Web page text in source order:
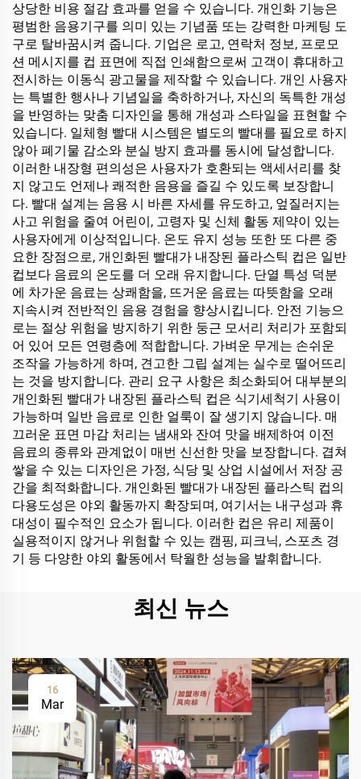
상당한 비용 절감 효과를 얻을 수 있습니다. 개인화 기능은
평범한 음용기구를 의미 있는 기념품 또는 강력한 마케팅 도
구로 탈바꿈시켜 줍니다. 기업은 로고, 연락처 정보, 프로모
션 메시지를 컵 표면에 직접 인쇄함으로써 고객이 휴대하고
전시하는 이동식 광고물을 제작할 수 있습니다. 개인 사용자
는 특별한 행사나 기념일을 축하하거나, 자신의 독특한 개성
을 반영하는 맞춤 디자인을 통해 개성과 스타일을 표현할 수
있습니다. 일체형 빨대 시스템은 별도의 빨대를 필요로 하지
않아 폐기물 감소와 분실 방지 효과를 동시에 달성합니다.
이러한 내장형 편의성은 사용자가 호환되는 액세서리를 찾
지 않고도 언제나 쾌적한 음용을 즐길 수 있도록 보장합니
다. 빨대 설계는 음용 시 바른 자세를 유도하고, 엎질러지는
사고 위험을 줄여 어린이, 고령자 및 신체 활동 제약이 있는
사용자에게 이상적입니다. 온도 유지 성능 또한 또 다른 중
요한 장점으로, 개인화된 빨대가 내장된 플라스틱 컵은 일반
컵보다 음료의 온도를 더 오래 유지합니다. 단열 특성 덕분
에 차가운 음료는 상쾌함을, 뜨거운 음료는 따뜻함을 오래
지속시켜 전반적인 음용 경험을 향상시킵니다. 안전 기능으
로는 절상 위험을 방지하기 위한 둥근 모서리 처리가 포함되
어 있어 모든 연령층에 적합합니다. 가벼운 무게는 손쉬운
조작을 가능하게 하며, 견고한 그립 설계는 실수로 떨어뜨리
는 것을 방지합니다. 관리 요구 사항은 최소화되어 대부분의
개인화된 빨대가 내장된 플라스틱 컵은 식기세척기 사용이
가능하며 일반 음료로 인한 얼룩이 잘 생기지 않습니다. 매
끄러운 표면 마감 처리는 냄새와 잔여 맛을 배제하여 이전
음료의 종류와 관계없이 매번 신선한 맛을 보장합니다. 겹쳐
쌓을 수 있는 디자인은 가정, 식당 및 상업 시설에서 저장 공
간을 최적화합니다. 개인화된 빨대가 내장된 플라스틱 컵의
다용도성은 야외 활동까지 확장되며, 여기서는 내구성과 휴
대성이 필수적인 요소가 됩니다. 이러한 컵은 유리 제품이
실용적이지 않거나 위험할 수 있는 캠핑, 피크닉, 스포츠 경
기 등 다양한 야외 활동에서 탁월한 성능을 발휘합니다.
최신 뉴스
16
Mar